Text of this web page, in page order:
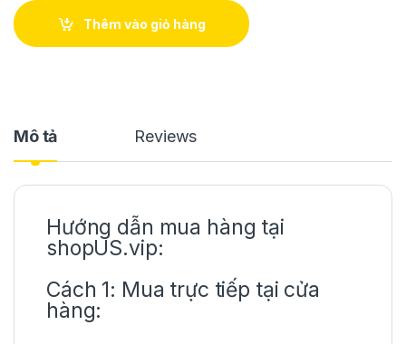
Thêm vào giỏ hàng
Mô tả Reviews
Hướng dẫn mua hàng tại
shopUS.vip:
Cách 1: Mua trực tiếp tại cửa
hàng: